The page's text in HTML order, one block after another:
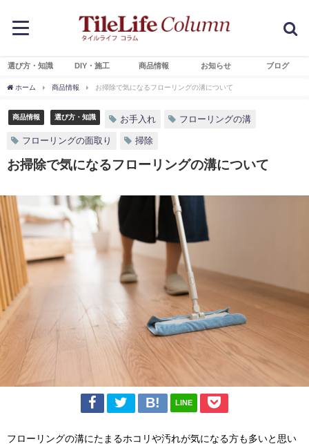
選び方・知識 DIY・施工 商品情報 お知らせ ブログ
ホーム 商品情報 お掃除で気になるフローリングの溝について
商品情報 選び方・知識 お手入れ フローリングの溝
フローリングの面取り 掃除
お掃除で気になるフローリングの溝について
LINE
フローリングの溝にたまるホコリや汚れが気になる方も多いと思い